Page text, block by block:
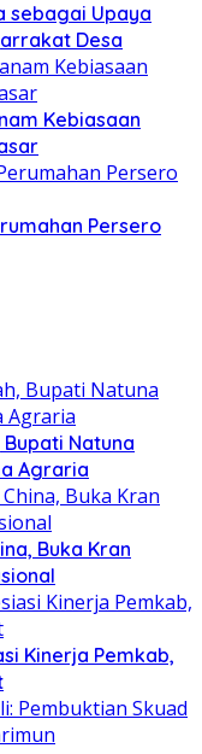
sebagai Upaya
Desa
Kebiasaan
Persero
Natuna
Agraria
Buka Kran
Kinerja Pemkab,